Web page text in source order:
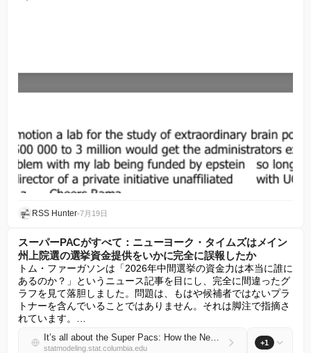
RSS Hunter•7月19日
スーパーPACがすべて：ニューヨーク・タイムズはメイン
州上院選の選挙資金提供をいかに完全に誤報したか
トム・ファーガソンは「2026年中間選挙の資金力は本当に誰に
あるのか？」というニュース記事を目にし、完全に間違ったグ
ラフを見て落胆しました。問題は、もはや候補者ではないプラ
トナーを含んでいることではありません。それは脚注で指摘さ
れています。…
It’s all about the Super Pacs: How the New York Times completely misreported campaign contributions in the Maine Senate race
statmodeling.stat.columbia.edu
+1